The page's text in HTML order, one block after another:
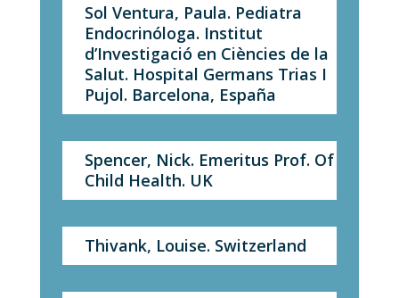
Sol Ventura, Paula. Pediatra
Endocrinóloga. Institut
d’Investigació en Ciències de la
Salut. Hospital Germans Trias I
Pujol. Barcelona, España
Spencer, Nick. Emeritus Prof. Of
Child Health. UK
Thivank, Louise. Switzerland